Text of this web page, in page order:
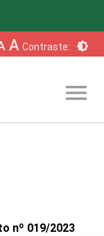
A Contraste: brightness_6
menu
nº 019/2023